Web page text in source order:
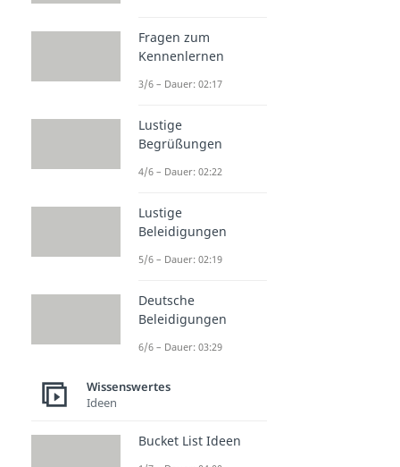
Fragen zum
Kennenlernen
3/6 – Dauer: 02:17
Lustige
Begrüßungen
4/6 – Dauer: 02:22
Lustige
Beleidigungen
5/6 – Dauer: 02:19
Deutsche
Beleidigungen
6/6 – Dauer: 03:29
Wissenswertes
Ideen
Bucket List Ideen